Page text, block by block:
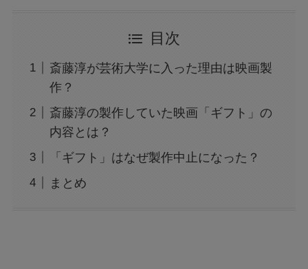
目次
斎藤淳が芸術大学に入った理由は映画製
作？
斎藤淳の製作していた映画「ギフト」の
内容とは？
「ギフト」はなぜ製作中止になった？
まとめ